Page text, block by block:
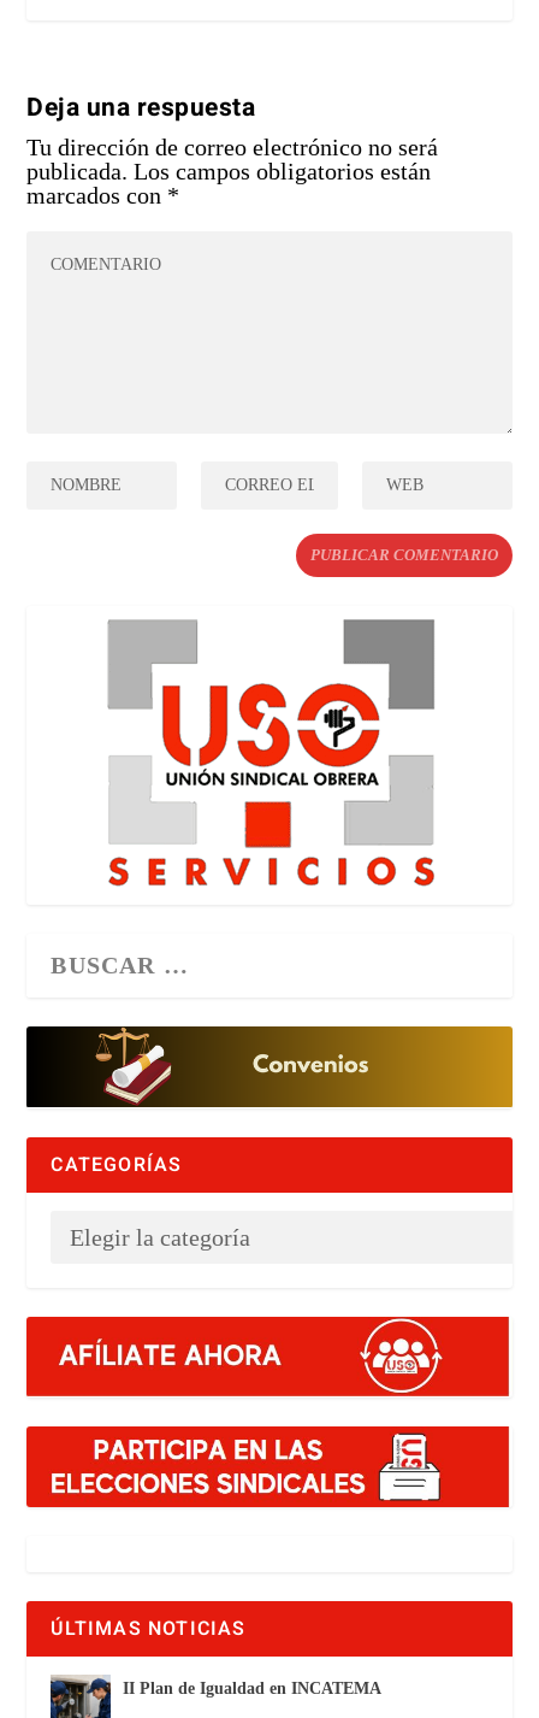
Deja una respuesta
Tu dirección de correo electrónico no será
publicada. Los campos obligatorios están
marcados con *
CATEGORÍAS
ÚLTIMAS NOTICIAS
II Plan de Igualdad en INCATEMA